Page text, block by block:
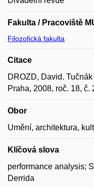
Fakulta / Pracoviště
Filozofická fakulta
Citace
DROZD, David.
Praha, 2008, roč. 18, č.
Obor
Umění, architektura,
Klíčová slova
performance analysis;
Derrida